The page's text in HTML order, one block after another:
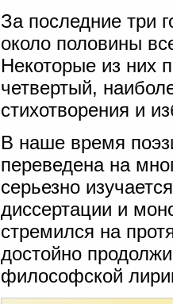
За последние три
около половины
Некоторые из них
четвертый,
стихотворения и
В наше время
переведена на
серьезно
диссертации и
стремился на
достойно
философской